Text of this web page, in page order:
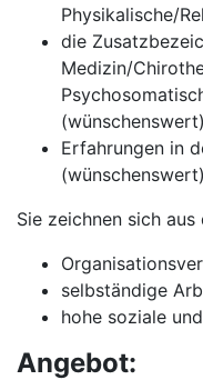
Physikalische/
die
Medizin/
(wünschenswert)
Erfahrungen in
(wünschenswert)
Sie zeichnen sich aus
selbständige
hohe soziale
Angebot: